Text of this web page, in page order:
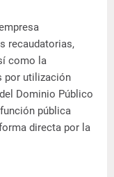
recaudatorias,
como la
por utilización
Dominio Público
pública
directa por la